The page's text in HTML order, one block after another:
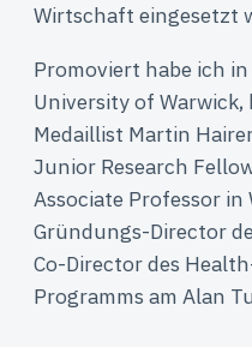
Wirtschaft eingesetzt
Promoviert habe ich
University of
Medaillist Martin
Junior Research
Associate Professor in
Gründungs-Director
Co-Director des
Programms am Alan